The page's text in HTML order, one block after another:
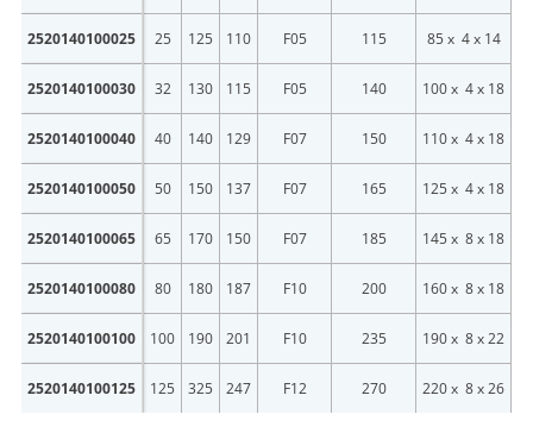
2520140100025 25 125 110 F05 115 85 x 4 x 14
2520140100030 32 130 115 F05 140 100 x 4 x 18
2520140100040 40 140 129 F07 150 110 x 4 x 18
2520140100050 50 150 137 F07 165 125 x 4 x 18
2520140100065 65 170 150 F07 185 145 x 8 x 18
2520140100080 80 180 187 F10 200 160 x 8 x 18
2520140100100 100 190 201 F10 235 190 x 8 x 22
2520140100125 125 325 247 F12 270 220 x 8 x 26